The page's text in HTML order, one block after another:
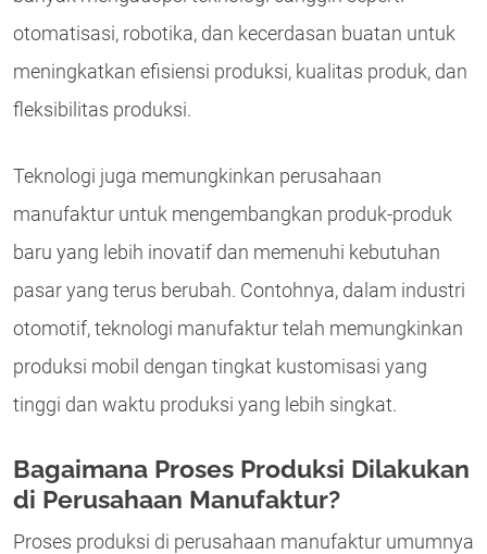
otomatisasi, robotika, dan kecerdasan buatan untuk
meningkatkan efisiensi produksi, kualitas produk, dan
fleksibilitas produksi.
Teknologi juga memungkinkan perusahaan
manufaktur untuk mengembangkan produk-produk
baru yang lebih inovatif dan memenuhi kebutuhan
pasar yang terus berubah. Contohnya, dalam industri
otomotif, teknologi manufaktur telah memungkinkan
produksi mobil dengan tingkat kustomisasi yang
tinggi dan waktu produksi yang lebih singkat.
Bagaimana Proses Produksi Dilakukan
di Perusahaan Manufaktur?
Proses produksi di perusahaan manufaktur umumnya